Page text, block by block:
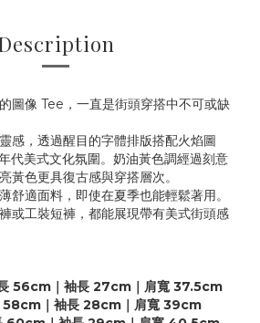
圖像 Tee，一直是街頭穿搭中不可或缺
感，透過醒目的字體排版搭配火焰圖
代美式文化氛圍。奶油黃色調經過刻意
黃色更具復古感與穿搭層次。
舒適面料，即使在夏季也能輕鬆著用。
或工裝短褲，都能展現帶有美式街頭感
56cm｜袖長 27cm｜肩寬 37.5cm
58cm｜袖長 28cm｜肩寬 39cm